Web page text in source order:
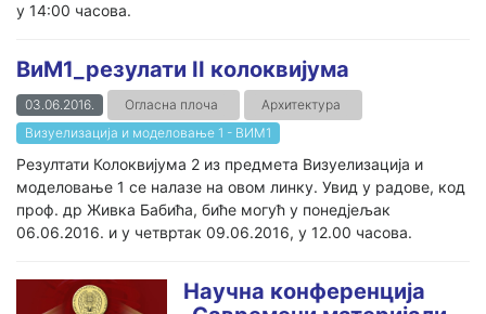
у 14:00 часова.
ВиМ1_резулати II колоквијумa
03.06.2016. Огласна плоча
Архитектура
Визуелизација и моделовање 1 - ВИМ1
Резултати Колоквијума 2 из предмета Визуелизација и
моделовање 1 се налазе на овом линку. Увид у радове, код
проф. др Живка Бабића, биће могућ у понедјељак
06.06.2016. и у четвртак 09.06.2016, у 12.00 часова.
Научна конференција